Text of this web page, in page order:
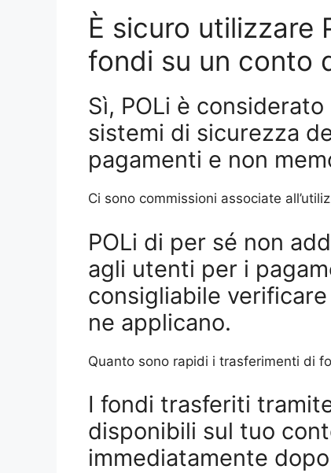
È sicuro utilizzare
fondi su un conto
Sì, POLi è
sistemi di sicurezza
pagamenti e non
Ci sono commissioni associate
POLi di per sé non
agli utenti per i
consigliabile
ne applicano.
Quanto sono rapidi i trasferimenti di
I fondi trasferiti
disponibili sul tuo
immediatamente